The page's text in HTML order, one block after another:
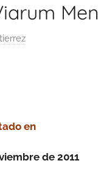
en
de 2011